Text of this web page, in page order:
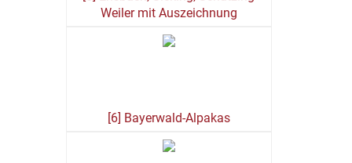
Weiler mit Auszeichnung
[6] Bayerwald-Alpakas